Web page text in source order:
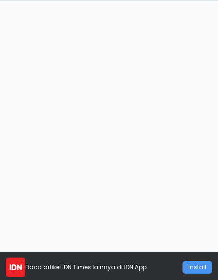
Baca artikel IDN Times lainnya di IDN App Install